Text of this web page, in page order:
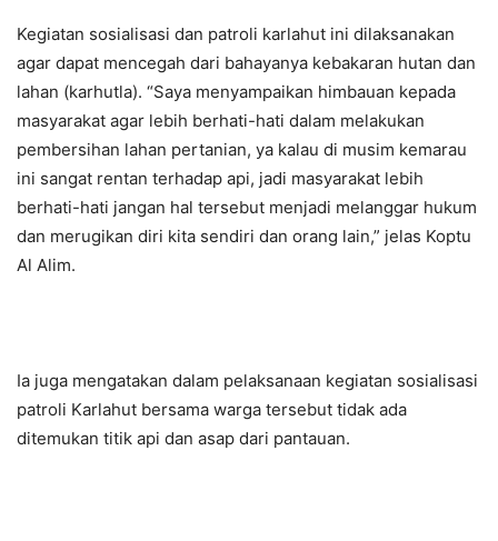
Kegiatan sosialisasi dan patroli karlahut ini dilaksanakan
agar dapat mencegah dari bahayanya kebakaran hutan dan
lahan (karhutla). “Saya menyampaikan himbauan kepada
masyarakat agar lebih berhati-hati dalam melakukan
pembersihan lahan pertanian, ya kalau di musim kemarau
ini sangat rentan terhadap api, jadi masyarakat lebih
berhati-hati jangan hal tersebut menjadi melanggar hukum
dan merugikan diri kita sendiri dan orang lain,” jelas Koptu
Al Alim.
Ia juga mengatakan dalam pelaksanaan kegiatan sosialisasi
patroli Karlahut bersama warga tersebut tidak ada
ditemukan titik api dan asap dari pantauan.